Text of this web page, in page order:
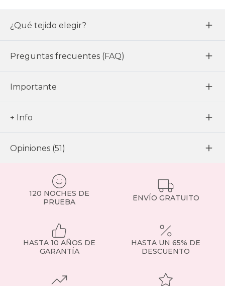
¿Qué tejido elegir?
Preguntas frecuentes (FAQ)
Importante
+ Info
Opiniones (51)
120 NOCHES DE
PRUEBA
ENVÍO GRATUITO
HASTA 10 AÑOS DE
GARANTÍA
HASTA UN 65% DE
DESCUENTO